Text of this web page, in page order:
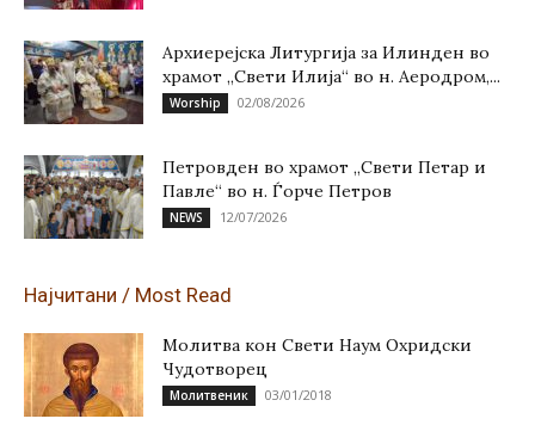
Архиерејска Литургија за Илинден во
храмот „Свети Илија“ во н. Аеродром,...
Worship 02/08/2026
Петровден во храмот „Свети Петар и
Павле“ во н. Ѓорче Петров
NEWS 12/07/2026
Најчитани / Most Read
Молитва кон Свети Наум Охридски
Чудотворец
Молитвеник 03/01/2018